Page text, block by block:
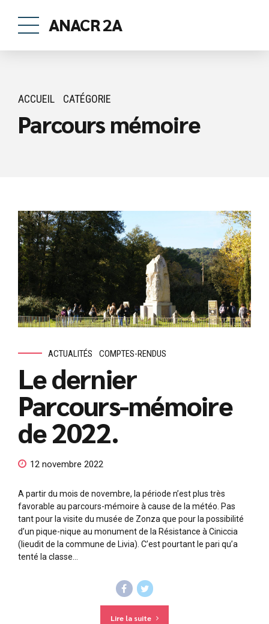
ANACR 2A
ACCUEIL CATÉGORIE
Parcours mémoire
ACTUALITÉS COMPTES-RENDUS
Le dernier
Parcours-mémoire
de 2022.
12 novembre 2022
A partir du mois de novembre, la période n’est plus très
favorable au parcours-mémoire à cause de la météo. Pas
tant pour la visite du musée de Zonza que pour la possibilité
d’un pique-nique au monument de la Résistance à Ciniccia
(lieudit de la commune de Livia). C’est pourtant le pari qu’a
tenté la classe...
Lire la suite